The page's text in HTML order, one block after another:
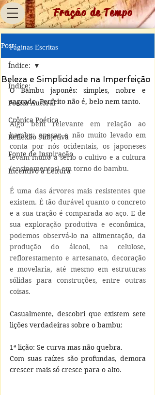
Fração de Tempo
Post
Índice:
Poesia Autoral
Crônica Poética
Reflexão Subjetiva
Fonte de Inspiração
Incentivo à Leitura
Índice:
Beleza e Simplicidade na Imperfeição
O Bambu japonês: simples, nobre e
sagrado. Perfeito não é, belo nem tanto.
Algo bem relevante em relação ao
bambu: apesar e não muito levado em
conta por nós ocidentais, os japoneses
levam muito a sério o cultivo e a cultura
(ensinamentos) em torno do bambu.
É uma das árvores mais resistentes que
existem. É tão durável quanto o concreto
e a sua tração é comparada ao aço. E de
sua exploração produtiva e econômica,
podemos observá-lo na alimentação, da
produção do álcool, na celulose,
reflorestamento e artesanato, decoração
e movelaria, até mesmo em estruturas
sólidas para construções, entre outras
coisas.
Casualmente, descobri que existem sete
lições verdadeiras sobre o bambu:
1ª lição: Se curva mas não quebra.
Com suas raízes são profundas, demora
crescer mais só cresce para o alto.
Páginas Escritas